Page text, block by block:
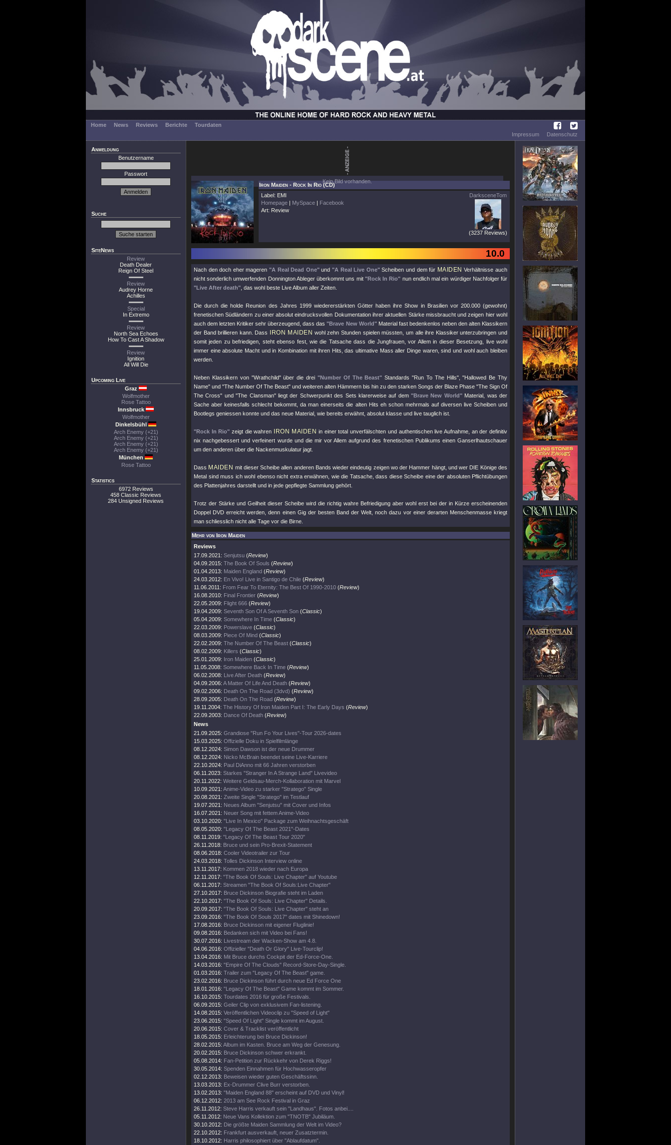
Home News Reviews Berichte
Tourdaten
Impressum
Datenschutz
Anmeldung
Benutzername
Passwort
Suche
SiteNews
Review
Death Dealer
Reign Of Steel
Review
Audrey Horne
Achilles
Special
In Extremo
Review
North Sea Echoes
How To Cast A Shadow
Review
Ignition
All Will Die
Upcoming Live
Graz
Wolfmother
Rose Tattoo
Innsbruck
Wolfmother
Dinkelsbühl
Arch Enemy (+21)
Arch Enemy (+21)
Arch Enemy (+21)
Arch Enemy (+21)
München
Rose Tattoo
Statistics
6972 Reviews
458 Classic Reviews
284 Unsigned Reviews
Kein Bild vorhanden.
Iron Maiden - Rock In Rio (CD)
Label: EMI
Homepage | MySpace | Facebook
Art: Review
DarksceneTom
(3237 Reviews)
10.0
Nach den doch eher mageren "A Real Dead One"und"A Real Live One"Scheiben und dem für MAIDEN Verhältnisse auch
nicht sonderlich umwerfenden Donnington Ableger überkommt uns mit "Rock In Rio" nun endlich mal ein würdiger Nachfolger für
"Live After death" , das wohl beste Live Album aller Zeiten.
Die durch die holde Reunion des Jahres 1999 wiedererstärkten Götter haben ihre Show in Brasilien vor 200.000 (gewohnt)
frenetischen Südländern zu einer absolut eindrucksvollen Dokumentation ihrer aktuellen Stärke missbraucht und zeigen hier wohl
auch dem letzten Kritiker sehr überzeugend, dass das"Brave New World"Material fast bedenkenlos neben den alten Klassikern
der Band brillieren kann. Dass
IRON MAIDEN wohl zehn Stunden spielen müssten, um alle ihre Klassiker unterzubringen und
somit jeden zu befriedigen, steht ebenso fest, wie die Tatsache dass die Jungfrauen, vor Allem in dieser Besetzung, live wohl
immer eine absolute Macht und in Kombination mit ihren Hits, das ultimative Mass aller Dinge waren, sind und wohl auch bleiben
werden.
Neben Klassikern von "Wrathchild"über die drei "Number Of The Beast" Standards"Run To The Hills","Hallowed Be Thy
Name" und "The Number Of The Beast" und weiteren alten Hämmern bis hin zu den starken Songs der Blaze Phase "The Sign Of
The Cross" und"The Clansman"liegt der Schwerpunkt des Sets klarerweise auf dem"Brave New World"Material, was der
Sache aber keinesfalls schlecht bekommt, da man einerseits die alten Hits eh schon mehrmals auf diversen live Scheiben und
Bootlegs geniessen konnte und das neue Material, wie bereits erwähnt, absolut klasse und live tauglich ist.
"Rock In Rio" zeigt die wahren IRON MAIDEN in einer total unverfälschten und authentischen live Aufnahme, an der definitiv
nix nachgebessert und verfeinert wurde und die mir vor Allem aufgrund des frenetischen Publikums einen Ganserlhautschauer
um den anderen über die Nackenmuskulatur jagt.
Dass MAIDEN mit dieser Scheibe allen anderen Bands wieder eindeutig zeigen wo der Hammer hängt, und wer DIE Könige des
Metal sind muss ich wohl ebenso nicht extra erwähnen, wie die Tatsache, dass diese Scheibe eine der absoluten Pflichtübungen
des Plattenjahres darstellt und in jede gepflegte Sammlung gehört.
Trotz der Stärke und Geilheit dieser Scheibe wird die richtig wahre Befriedigung aber wohl erst bei der in Kürze erscheinenden
Doppel DVD erreicht werden, denn einen Gig der besten Band der Welt, noch dazu vor einer derarten Menschenmasse kriegt
man schliesslich nicht alle Tage vor die Birne.
Mehr von Iron Maiden
Reviews
17.09.2021: Senjutsu (Review)
04.09.2015: The Book Of Souls (Review)
01.04.2013: Maiden England (Review)
24.03.2012: En Vivo! Live in Santigo de Chile (Review)
11.06.2011: From Fear To Eternity: The Best Of 1990-2010 (Review)
16.08.2010: Final Frontier (Review)
22.05.2009: Flight 666 (Review)
19.04.2009: Seventh Son Of A Seventh Son (Classic)
05.04.2009: Somewhere In Time (Classic)
22.03.2009: Powerslave (Classic)
08.03.2009: Piece Of Mind (Classic)
22.02.2009: The Number Of The Beast (Classic)
08.02.2009: Killers (Classic)
25.01.2009: Iron Maiden (Classic)
11.05.2008: Somewhere Back In Time (Review)
06.02.2008: Live After Death (Review)
04.09.2006: A Matter Of Life And Death (Review)
09.02.2006: Death On The Road (3dvd) (Review)
28.09.2005: Death On The Road (Review)
19.11.2004: The History Of Iron Maiden Part I: The Early Days (Review)
22.09.2003: Dance Of Death (Review)
News
21.09.2025: Grandiose "Run Fo Your Lives"-Tour 2026-dates
15.03.2025: Offizielle Doku in Spielfilmlänge
08.12.2024: Simon Dawson ist der neue Drummer
08.12.2024: Nicko McBrain beendet seine Live-Karriere
22.10.2024: Paul DiAnno mit 66 Jahren verstorben
06.11.2023: Starkes "Stranger In A Strange Land" Livevideo
20.11.2022: Weitere Geldsau-Merch-Kollaboration mit Marvel
10.09.2021: Anime-Video zu starker "Stratego" Single
20.08.2021: Zweite Single "Stratego" im Testlauf
19.07.2021: Neues Album "Senjutsu" mit Cover und Infos
16.07.2021: Neuer Song mit fettem Anime-Video
03.10.2020: "Live In Mexico" Package zum Weihnachtsgeschäft
08.05.2020: "Legacy Of The Beast 2021"-Dates
08.11.2019: "Legacy Of The Beast Tour 2020"
26.11.2018: Bruce und sein Pro-Brexit-Statement
08.06.2018: Cooler Videotrailer zur Tour
24.03.2018: Tolles Dickinson Interview online
13.11.2017: Kommen 2018 wieder nach Europa
12.11.2017: "The Book Of Souls: Live Chapter" auf Youtube
06.11.2017: Streamen "The Book Of Souls:Live Chapter"
27.10.2017: Bruce Dickinson Biografie steht im Laden
22.10.2017: "The Book Of Souls: Live Chapter" Details.
20.09.2017: "The Book Of Souls: Live Chapter" steht an
23.09.2016: "The Book Of Souls 2017" dates mit Shinedown!
17.08.2016: Bruce Dickinson mit eigener Fluglinie!
09.08.2016: Bedanken sich mit Video bei Fans!
30.07.2016: Livestream der Wacken-Show am 4.8.
04.06.2016: Offizieller "Death Or Glory" Live-Tourclip!
13.04.2016: Mit Bruce durchs Cockpit der Ed-Force-One.
14.03.2016: "Empire Of The Clouds" Record-Store-Day-Single.
01.03.2016: Trailer zum "Legacy Of The Beast" game.
23.02.2016: Bruce Dickinson führt durch neue Ed Force One
18.01.2016: "Legacy Of The Beast" Game kommt im Sommer.
16.10.2015: Tourdates 2016 für große Festivals.
06.09.2015: Geiler Clip von exklusivem Fan-listening.
14.08.2015: Veröffentlichen Videoclip zu "Speed of Light"
23.06.2015: "Speed Of Light" Single kommt im August.
20.06.2015: Cover & Tracklist veröffentlicht
18.05.2015: Erleichterung bei Bruce Dickinson!
28.02.2015: Album im Kasten. Bruce am Weg der Genesung.
20.02.2015: Bruce Dickinson schwer erkrankt.
05.08.2014: Fan-Petition zur Rückkehr von Derek Riggs!
30.05.2014: Spenden Einnahmen für Hochwasseropfer
02.12.2013: Beweisen wieder guten Geschäftssinn.
13.03.2013: Ex-Drummer Clive Burr verstorben.
13.02.2013: "Maiden England 88" erscheint auf DVD und Vinyl!
06.12.2012: 2013 am See Rock Festival in Graz
26.11.2012: Steve Harris verkauft sein "Landhaus". Fotos anbei....
05.11.2012: Neue Vans Kollektion zum "TNOTB" Jubiläum.
30.10.2012: Die größte Maiden Sammlung der Welt im Video?
22.10.2012: Frankfurt ausverkauft, neuer Zusatztermin.
18.10.2012: Harris philosophiert über "Ablaufdatum".